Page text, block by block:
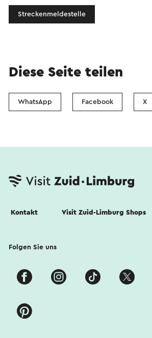
Streckenmeldestelle
Diese Seite teilen
WhatsApp Facebook X
Kontakt Visit Zuid-Limburg Shops
Folgen Sie uns